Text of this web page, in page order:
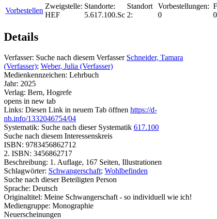
Vorbestellen
Zweigstelle:
HEF
Standorte:
5.617.100.Sc
Standort
2:
Vorbestellungen:
0
Details
Verfasser: Suche nach diesem Verfasser Schneider, Tamara
(Verfasser); Weber, Julia (Verfasser)
Medienkennzeichen: Lehrbuch
Jahr: 2025
Verlag: Bern, Hogrefe
opens in new tab
Links: Diesen Link in neuem Tab öffnen https://d-
nb.info/1332046754/04
Systematik: Suche nach dieser Systematik 617.100
Suche nach diesem Interessenskreis
ISBN: 9783456862712
2. ISBN: 3456862717
Beschreibung: 1. Auflage, 167 Seiten, Illustrationen
Schlagwörter: Schwangerschaft; Wohlbefinden
Suche nach dieser Beteiligten Person
Sprache: Deutsch
Originaltitel: Meine Schwangerschaft - so individuell wie ich!
Mediengruppe: Monographie
Neuerscheinungen